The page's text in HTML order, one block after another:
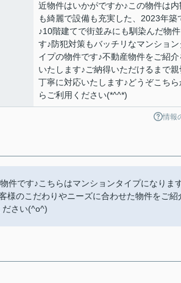
近物件はいかがですか♪この物件は内
も綺麗で設備も充実した、2023年築
♪10階建てで街並みにも馴染んだ物
す♪防犯対策もバッチリなマンション
イプの物件です♪不動産物件をご紹介
いたします♪ご納得いただけるまで親
丁寧に対応いたします♪どうぞこちら
らご利用ください(*^^*)
情報
件です♪こちらはマンションタイプになりま
様のこだわりやニーズに合わせた物件をご紹
ださい(^o^)